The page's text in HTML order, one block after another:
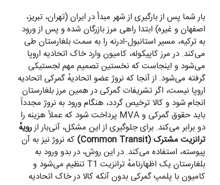
بار شما پس از بارگیری از شهر مبدأ در ایران (تهران، تبریز،
اصفهان و غیره) ابتدا راهی مرز بازرگان شده و پس از ورود
به ترکیه، مسیر استانبول-ادرنه را به سمت بلغارستان طی
می‌کند. در مرز کاپیکوله، کامیون وارد خاک اتحادیه اروپا
می‌شود و اینجاست که نخستین تصمیم مهم لجستیکی
گرفته می‌شود. از آنجا که نروژ عضو اتحادیهٔ گمرکی اتحادیه
اروپا نیست، اگر تشریفات گمرکی در همین مرز بلغارستان
انجام شود و کالا ترخیص گردد، هنگام ورود به نروژ مجدداً
باید حقوق گمرکی و MVA پرداخت شود که عملاً هزینه را
دو برابر می‌کند. برای جلوگیری از این مشکل، آنی‌بار ازرویهٔ
ترانزیت مشترک (Common Transit)
که نروژ نیز به آن
پیوسته، استفاده می‌کند. در این روش، در بدو ورود به
بلغارستان یک اظهارنامهٔ ترانزیت T1 تنظیم می‌شود و
کامیون با پلمپ گمرکی بدون آنکه کالا در خاک اتحادیه